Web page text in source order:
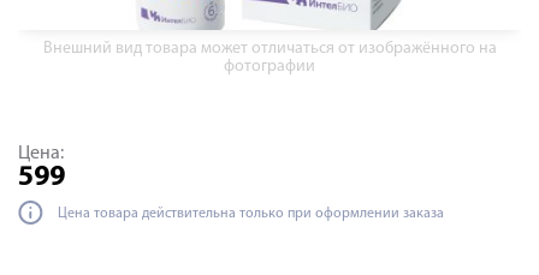
Внешний вид товара может отличаться от изображённого на
фотографии
Цена:
599
Цена товара действительна только при оформлении заказа